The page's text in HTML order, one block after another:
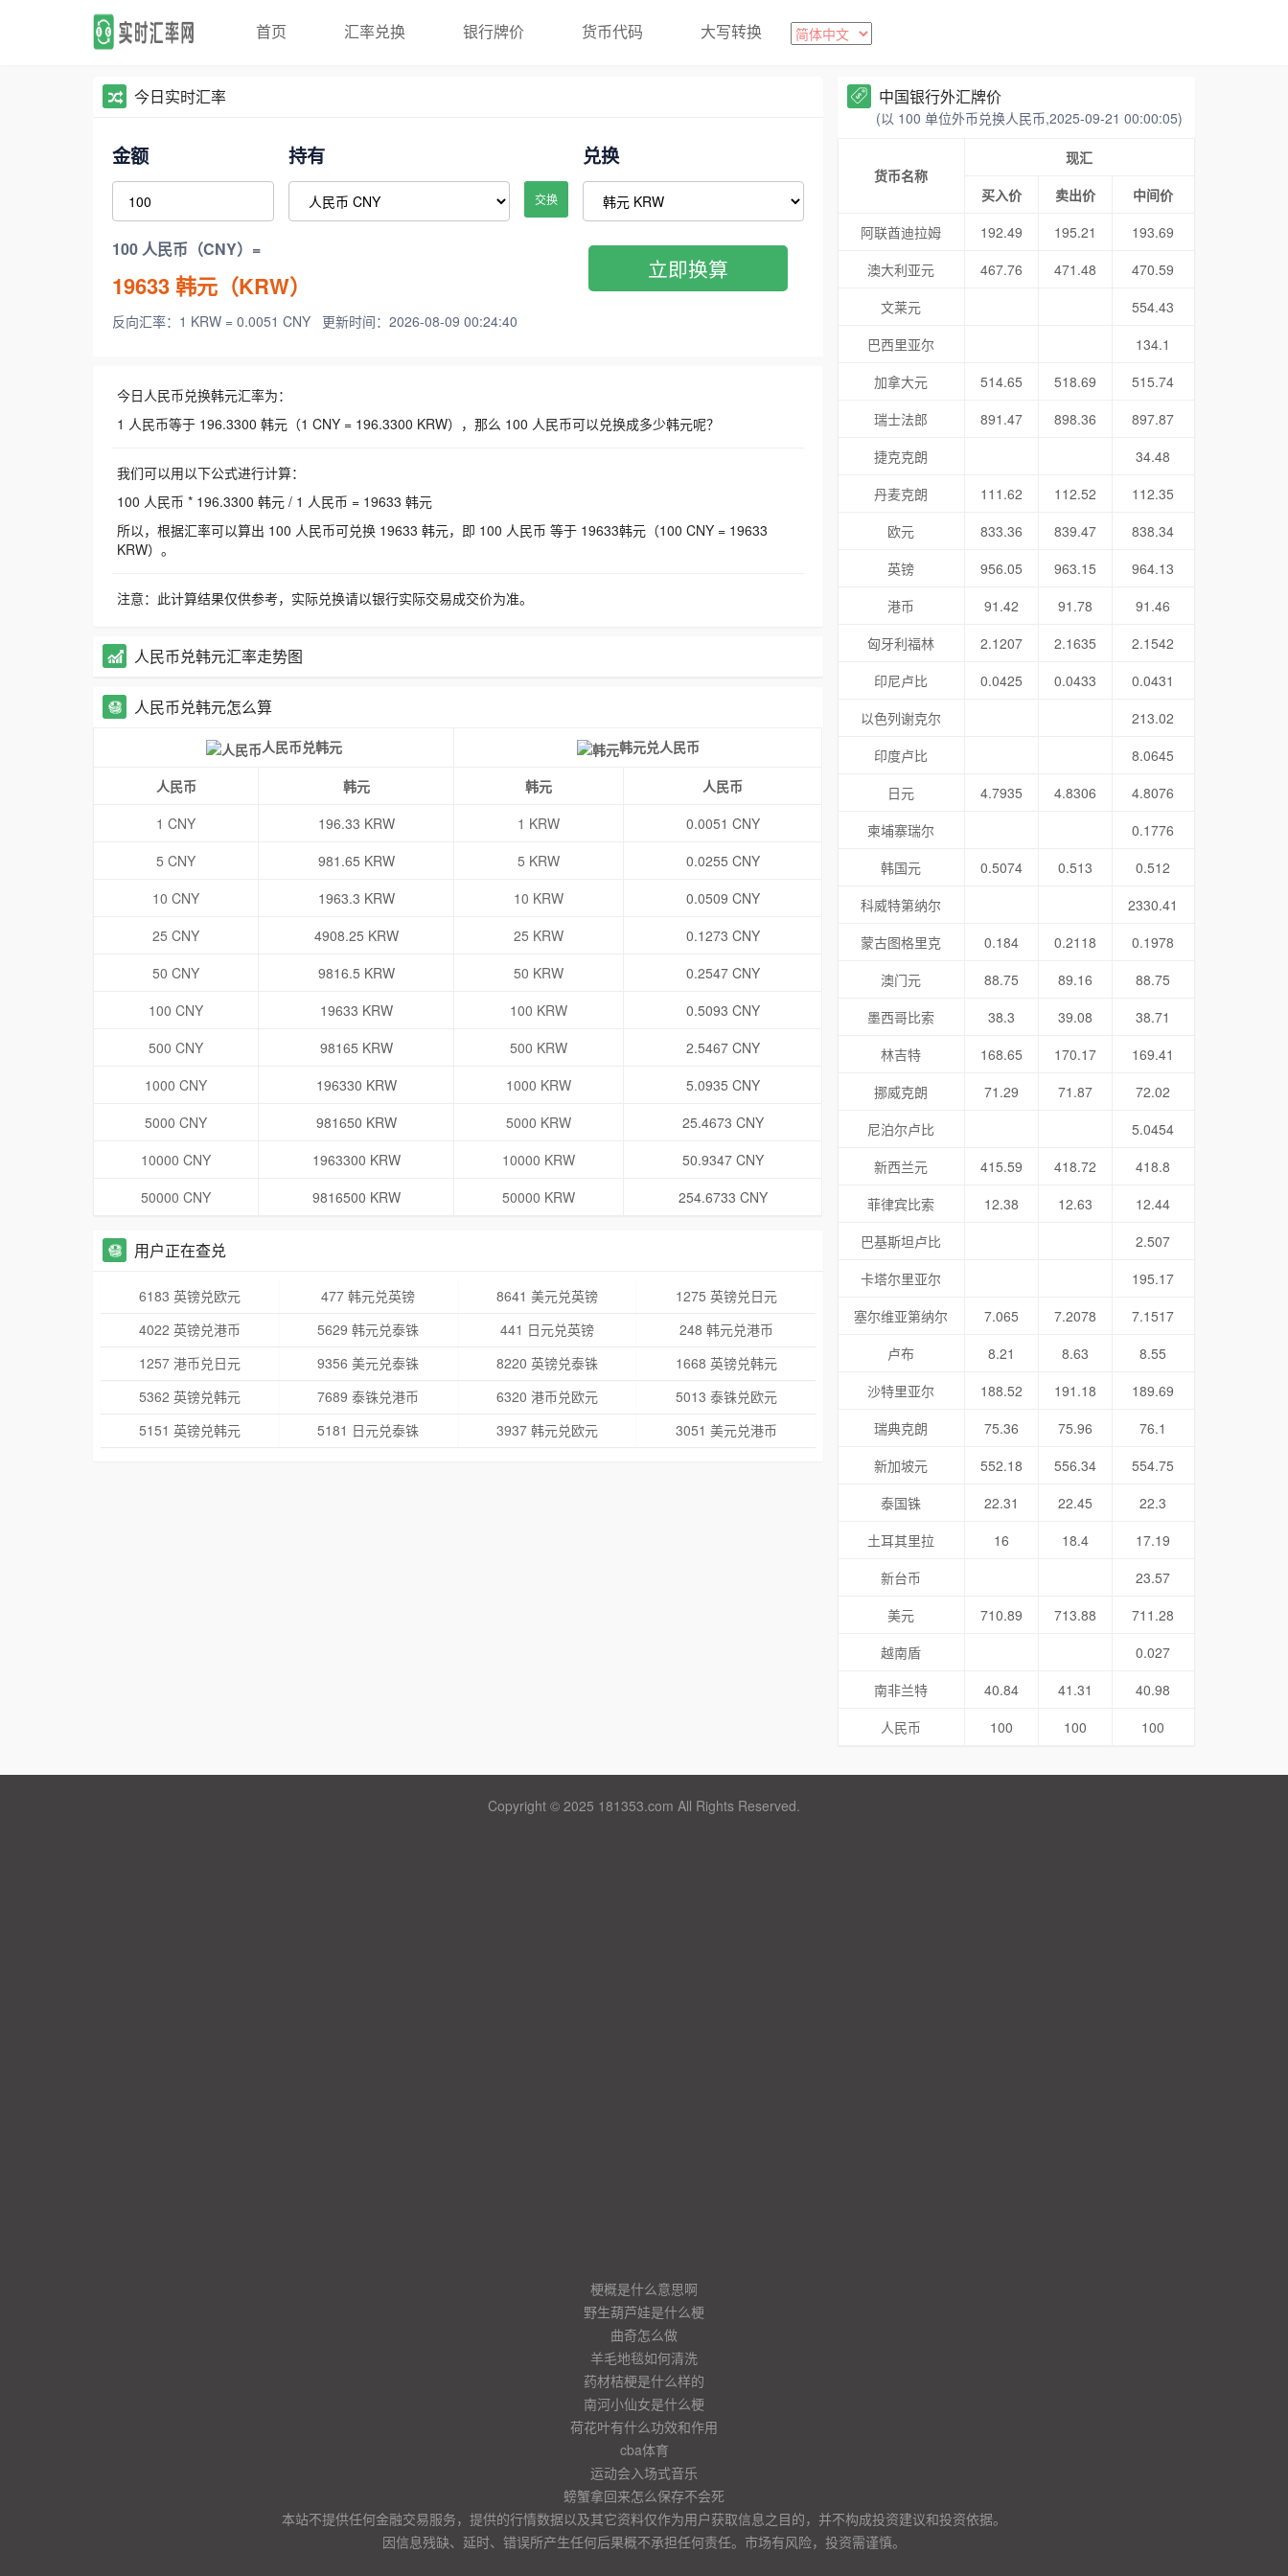
首页 汇率兑换 银行牌价 货币代码 大写转换
今日实时汇率
金额 持有
交换
兑换
100 人民币（CNY）=
19633韩元（KRW）
反向汇率：1 KRW = 0.0051 CNY 更新时间：2026-08-09 00:24:40
立即换算
今日人民币兑换韩元汇率为：
1 人民币等于 196.3300 韩元（1 CNY = 196.3300 KRW），那么 100 人民币可以兑换成多少韩元呢？
我们可以用以下公式进行计算：
100 人民币 * 196.3300 韩元 / 1 人民币 = 19633 韩元
所以，根据汇率可以算出 100 人民币可兑换 19633 韩元，即 100 人民币 等于 19633韩元（100 CNY = 19633
KRW）。
注意：此计算结果仅供参考，实际兑换请以银行实际交易成交价为准。
人民币兑韩元汇率走势图
人民币兑韩元怎么算
人民币兑韩元 韩元兑人民币
人民币 韩元 韩元
人民币
1 CNY
196.33 KRW 1 KRW
0.0051 CNY
5 CNY
981.65 KRW 5 KRW
0.0255 CNY
10 CNY
1963.3 KRW 10 KRW
0.0509 CNY
25 CNY
4908.25 KRW 25 KRW
0.1273 CNY
50 CNY
9816.5 KRW 50 KRW
0.2547 CNY
100 CNY
19633 KRW 100 KRW
0.5093 CNY
500 CNY
98165 KRW 500 KRW
2.5467 CNY
1000 CNY
196330 KRW 1000 KRW
5.0935 CNY
5000 CNY
981650 KRW 5000 KRW
25.4673 CNY
10000 CNY
1963300 KRW 10000 KRW
50.9347 CNY
50000 CNY
9816500 KRW 50000 KRW 254.6733 CNY
用户正在查兑
6183 英镑兑欧元 477 韩元兑英镑 8641 美元兑英镑
1275 英镑兑日元
4022 英镑兑港币
5629 韩元兑泰铢 441 日元兑英镑
248 韩元兑港币
1257 港币兑日元
9356 美元兑泰铢 8220 英镑兑泰铢
1668 英镑兑韩元
5362 英镑兑韩元
7689 泰铢兑港币 6320 港币兑欧元
5013 泰铢兑欧元
5151 英镑兑韩元
5181 日元兑泰铢 3937 韩元兑欧元 3051 美元兑港币
中国银行外汇牌价
(以 100 单位外币兑换人民币,2025-09-21 00:00:05)
货币名称
现汇
买入价
卖出价
中间价
阿联酋迪拉姆
192.49 195.21
193.69
澳大利亚元
467.76 471.48
470.59
文莱元
554.43
巴西里亚尔
134.1
加拿大元
514.65 518.69
515.74
瑞士法郎
891.47 898.36
897.87
捷克克朗
34.48
丹麦克朗
111.62 112.52
112.35
欧元
833.36 839.47
838.34
英镑
956.05 963.15
964.13
港币
91.42 91.78
91.46
匈牙利福林
2.1207 2.1635
2.1542
印尼卢比
0.0425 0.0433
0.0431
以色列谢克尔
213.02
印度卢比
8.0645
日元
4.7935 4.8306
4.8076
柬埔寨瑞尔
0.1776
韩国元
0.5074 0.513
0.512
科威特第纳尔
2330.41
蒙古图格里克
0.184 0.2118
0.1978
澳门元
88.75 89.16
88.75
墨西哥比索
38.3 39.08
38.71
林吉特
168.65 170.17
169.41
挪威克朗
71.29 71.87
72.02
尼泊尔卢比
5.0454
新西兰元
415.59 418.72
418.8
菲律宾比索
12.38 12.63
12.44
巴基斯坦卢比
2.507
卡塔尔里亚尔
195.17
塞尔维亚第纳尔
7.065 7.2078
7.1517
卢布
8.21 8.63
8.55
沙特里亚尔
188.52 191.18
189.69
瑞典克朗
75.36 75.96
76.1
新加坡元
552.18 556.34
554.75
泰国铢
22.31 22.45
22.3
土耳其里拉
16 18.4
17.19
新台币
23.57
美元
710.89 713.88
711.28
越南盾
0.027
南非兰特
40.84 41.31
40.98
人民币
100 100 100
Copyright © 2025 181353.com All Rights Reserved.
梗概是什么意思啊
野生葫芦娃是什么梗
曲奇怎么做
羊毛地毯如何清洗
药材桔梗是什么样的
南河小仙女是什么梗
荷花叶有什么功效和作用
cba体育
运动会入场式音乐
螃蟹拿回来怎么保存不会死
本站不提供任何金融交易服务，提供的行情数据以及其它资料仅作为用户获取信息之目的，并不构成投资建议和投资依据。
因信息残缺、延时、错误所产生任何后果概不承担任何责任。市场有风险，投资需谨慎。